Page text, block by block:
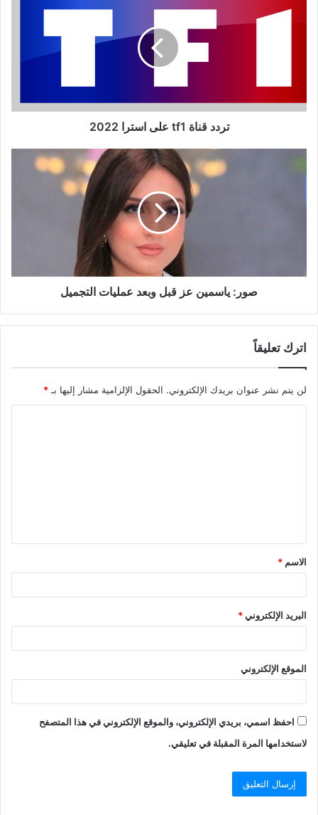
تردد قناة tf1 على استرا 2022
صور: ياسمين عز قبل وبعد عمليات التجميل
اترك تعليقاً
لن يتم نشر عنوان بريدك الإلكتروني. الحقول الإلزامية مشار إليها بـ*
الاسم *
البريد الإلكتروني*
الموقع الإلكتروني
احفظ اسمي، بريدي الإلكتروني، والموقع الإلكتروني في هذا المتصفح
لاستخدامها المرة المقبلة في تعليقي.